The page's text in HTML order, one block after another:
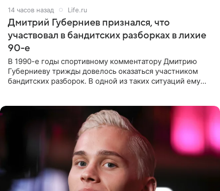
14 часов назад Life.ru
Дмитрий Губерниев признался, что
участвовал в бандитских разборках в лихие
90-е
В 1990-е годы спортивному комментатору Дмитрию
Губерниеву трижды довелось оказаться участником
бандитских разборок. В одной из таких ситуаций ему